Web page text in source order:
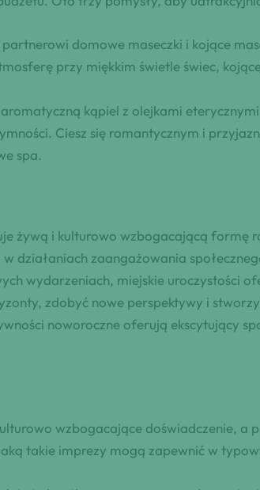
domowe maseczki i kojące
przy miękkim świetle świec,
kąpiel z olejkami
Ciesz się romantycznym i
spa.
żywą i kulturowo wzbogacającą
działaniach zaangażowania
wydarzeniach, miejskie uroczystości
zdobyć nowe perspektywy i
noworoczne oferują ekscytujący
wzbogacające doświadczenie, a
takie imprezy mogą zapewnić w